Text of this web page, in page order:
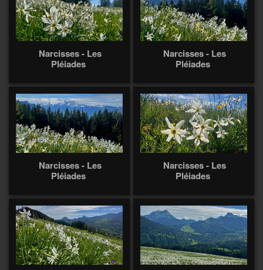
Narcisses - Les
Pléiades
Narcisses - Les
Pléiades
Narcisses - Les
Pléiades
Narcisses - Les
Pléiades